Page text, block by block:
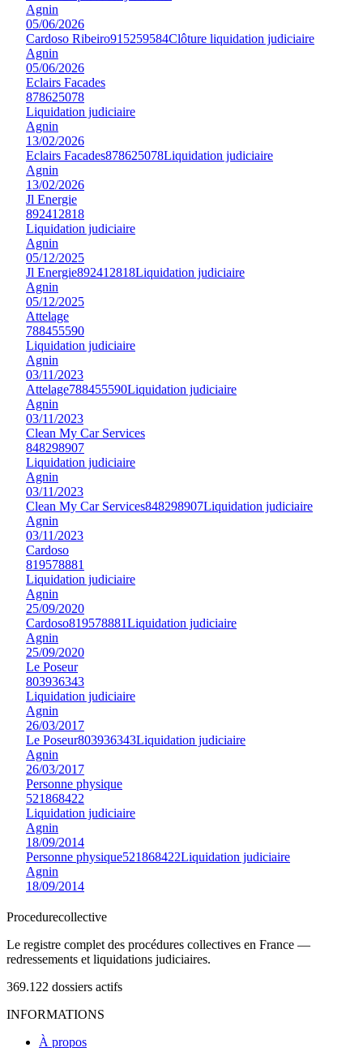
Agnin
05/06/2026
Cardoso Ribeiro915259584Clôture liquidation judiciaire
Agnin
05/06/2026
Eclairs Facades
878625078
Liquidation judiciaire
Agnin
13/02/2026
Eclairs Facades878625078Liquidation judiciaire
Agnin
13/02/2026
Jl Energie
892412818
Liquidation judiciaire
Agnin
05/12/2025
Jl Energie892412818Liquidation judiciaire
Agnin
05/12/2025
Attelage
788455590
Liquidation judiciaire
Agnin
03/11/2023
Attelage788455590Liquidation judiciaire
Agnin
03/11/2023
Clean My Car Services
848298907
Liquidation judiciaire
Agnin
03/11/2023
Clean My Car Services848298907Liquidation judiciaire
Agnin
03/11/2023
Cardoso
819578881
Liquidation judiciaire
Agnin
25/09/2020
Cardoso819578881Liquidation judiciaire
Agnin
25/09/2020
Le Poseur
803936343
Liquidation judiciaire
Agnin
26/03/2017
Le Poseur803936343Liquidation judiciaire
Agnin
26/03/2017
Personne physique
521868422
Liquidation judiciaire
Agnin
18/09/2014
Personne physique521868422Liquidation judiciaire
Agnin
18/09/2014
Procedurecollective
Le registre complet des procédures collectives en France —
redressements et liquidations judiciaires.
369.122 dossiers actifs
INFORMATIONS
À propos